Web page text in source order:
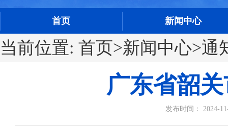
首页 新闻中心
当前位置: 首页>新闻中心>通
广东省韶
发布时间： 2024-